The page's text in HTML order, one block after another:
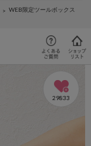
WEB限定ツールボックス
29833